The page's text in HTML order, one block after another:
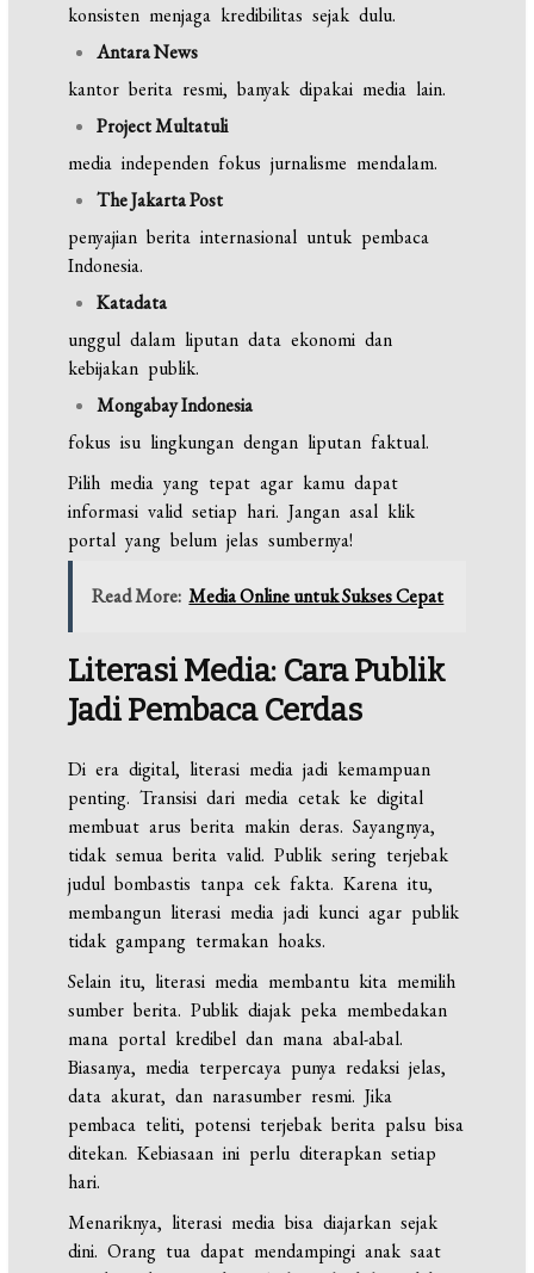
konsisten menjaga kredibilitas sejak dulu.
Antara News
kantor berita resmi, banyak dipakai media lain.
Project Multatuli
media independen fokus jurnalisme mendalam.
The Jakarta Post
penyajian berita internasional untuk pembaca
Indonesia.
Katadata
unggul dalam liputan data ekonomi dan
kebijakan publik.
Mongabay Indonesia
fokus isu lingkungan dengan liputan faktual.
Pilih media yang tepat agar kamu dapat
informasi valid setiap hari. Jangan asal klik
portal yang belum jelas sumbernya!
Read More: Media Online untuk Sukses Cepat
Literasi Media: Cara Publik
Jadi Pembaca Cerdas
Di era digital, literasi media jadi kemampuan
penting. Transisi dari media cetak ke digital
membuat arus berita makin deras. Sayangnya,
tidak semua berita valid. Publik sering terjebak
judul bombastis tanpa cek fakta. Karena itu,
membangun literasi media jadi kunci agar publik
tidak gampang termakan hoaks.
Selain itu, literasi media membantu kita memilih
sumber berita. Publik diajak peka membedakan
mana portal kredibel dan mana abal-abal.
Biasanya, media terpercaya punya redaksi jelas,
data akurat, dan narasumber resmi. Jika
pembaca teliti, potensi terjebak berita palsu bisa
ditekan. Kebiasaan ini perlu diterapkan setiap
hari.
Menariknya, literasi media bisa diajarkan sejak
dini. Orang tua dapat mendampingi anak saat